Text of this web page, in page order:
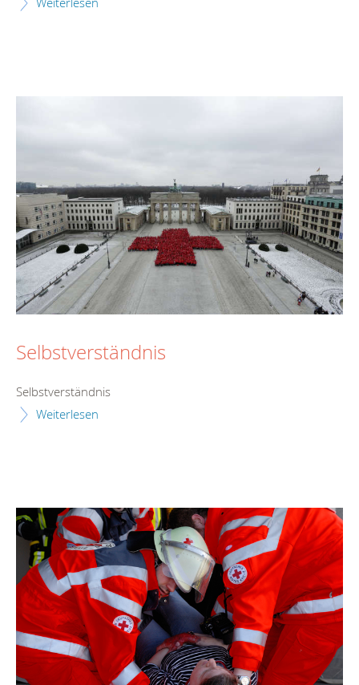
Selbstverständnis
Selbstverständnis
Weiterlesen